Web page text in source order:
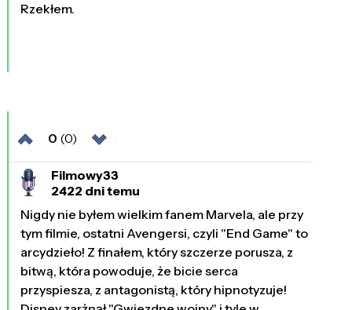
Rzekłem.
0 (0)
Filmowy33
2422 dni temu
Nigdy nie byłem wielkim fanem Marvela, ale przy
tym filmie, ostatni Avengersi, czyli "End Game" to
arcydzieło! Z finałem, który szczerze porusza, z
bitwą, która powoduje, że bicie serca
przyspiesza, z antagonistą, który hipnotyzuje!